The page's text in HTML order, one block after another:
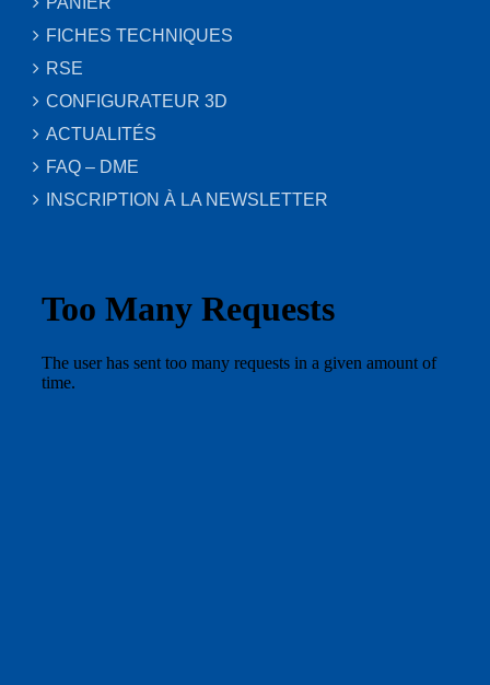
FICHES TECHNIQUES
RSE
CONFIGURATEUR 3D
ACTUALITÉS
FAQ – DME
INSCRIPTION À LA NEWSLETTER